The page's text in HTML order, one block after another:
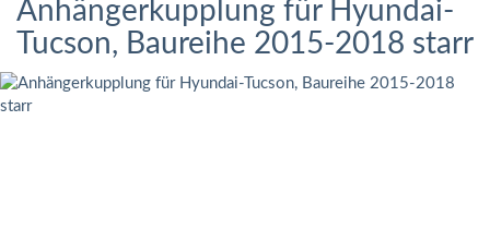
Anhängerkupplung für Hyundai-
Tucson, Baureihe 2015-2018 starr